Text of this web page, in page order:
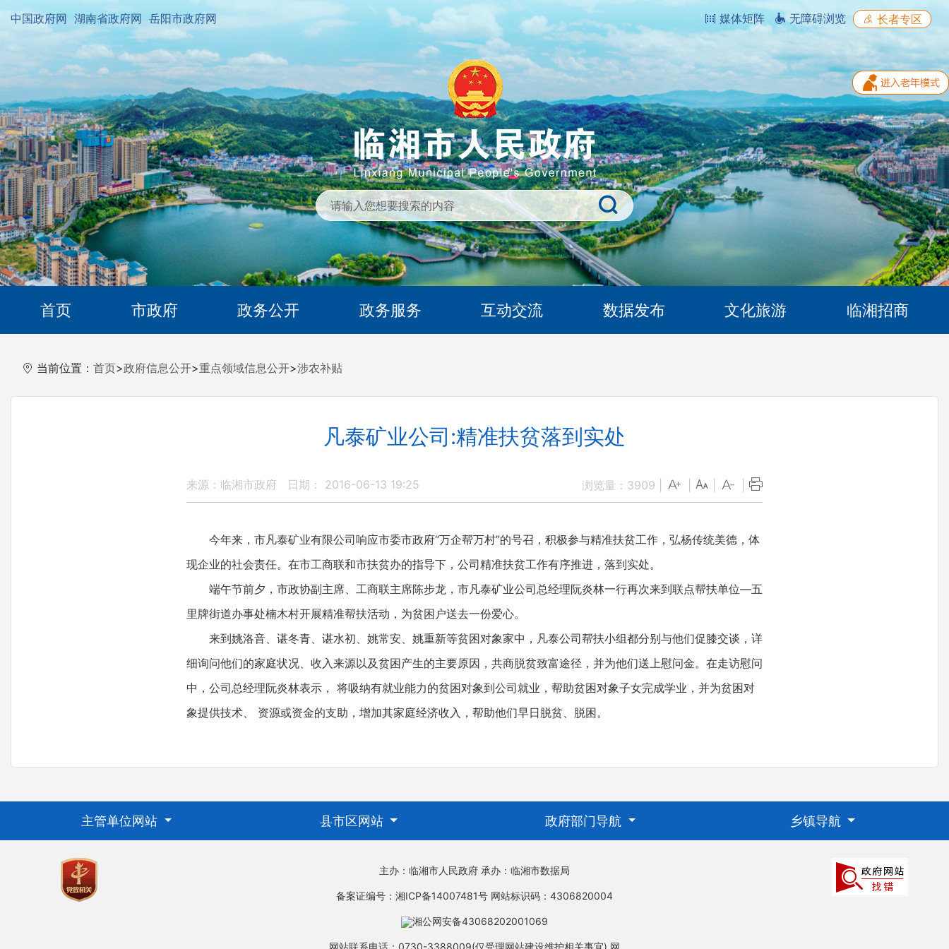
中国政府网 湖南省政府网 岳阳市政府网 媒体矩阵 无障碍浏览 长者专区
首页 市政府 政务公开 政务服务 互动交流 数据发布 文化旅游 临湘招商
当前位置： 首页>政府信息公开>重点领域信息公开>涉农补贴
凡泰矿业公司:精准扶贫落到实处
来源：临湘市政府 日期： 2016-06-13 19:25 浏览量： 3909
今年来，市凡泰矿业有限公司响应市委市政府“万企帮万村”的号召，积极参与精准扶贫工作，弘杨传统美德，体
现企业的社会责任。在市工商联和市扶贫办的指导下，公司精准扶贫工作有序推进，落到实处。
端午节前夕，市政协副主席、工商联主席陈步龙，市凡泰矿业公司总经理阮炎林一行再次来到联点帮扶单位—五
里牌街道办事处楠木村开展精准帮扶活动，为贫困户送去一份爱心。
来到姚洛音、谌冬青、谌水初、姚常安、姚重新等贫困对象家中，凡泰公司帮扶小组都分别与他们促膝交谈，详
细询问他们的家庭状况、收入来源以及贫困产生的主要原因，共商脱贫致富途径，并为他们送上慰问金。在走访慰问
中，公司总经理阮炎林表示， 将吸纳有就业能力的贫困对象到公司就业，帮助贫困对象子女完成学业，并为贫困对
象提供技术、 资源或资金的支助，增加其家庭经济收入，帮助他们早日脱贫、脱困。
主管单位网站 县市区网站 政府部门导航 乡镇导航
主办：临湘市人民政府 承办：临湘市数据局
备案证编号：湘ICP备14007481号 网站标识码：4306820004
湘公网安备43068202001069
网站联系电话：0730-3388009(仅受理网站建设维护相关事宜) 网